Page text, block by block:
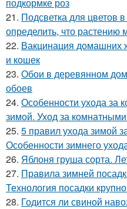
21. Подсветка для цветов
определить, что растению
22. Вакцинация домашних
и кошек
23. Обои в деревянном
обоев
24. Особенности ухода за
зимой. Уход за
25. 5 правил ухода зимой
Особенности зимнего
26. Яблоня груша сорта.
27. Правила зимней
Технология посадки
28. Годится ли свиной